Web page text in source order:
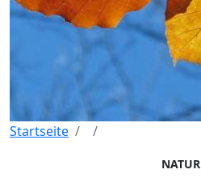
Startseite
NATUR